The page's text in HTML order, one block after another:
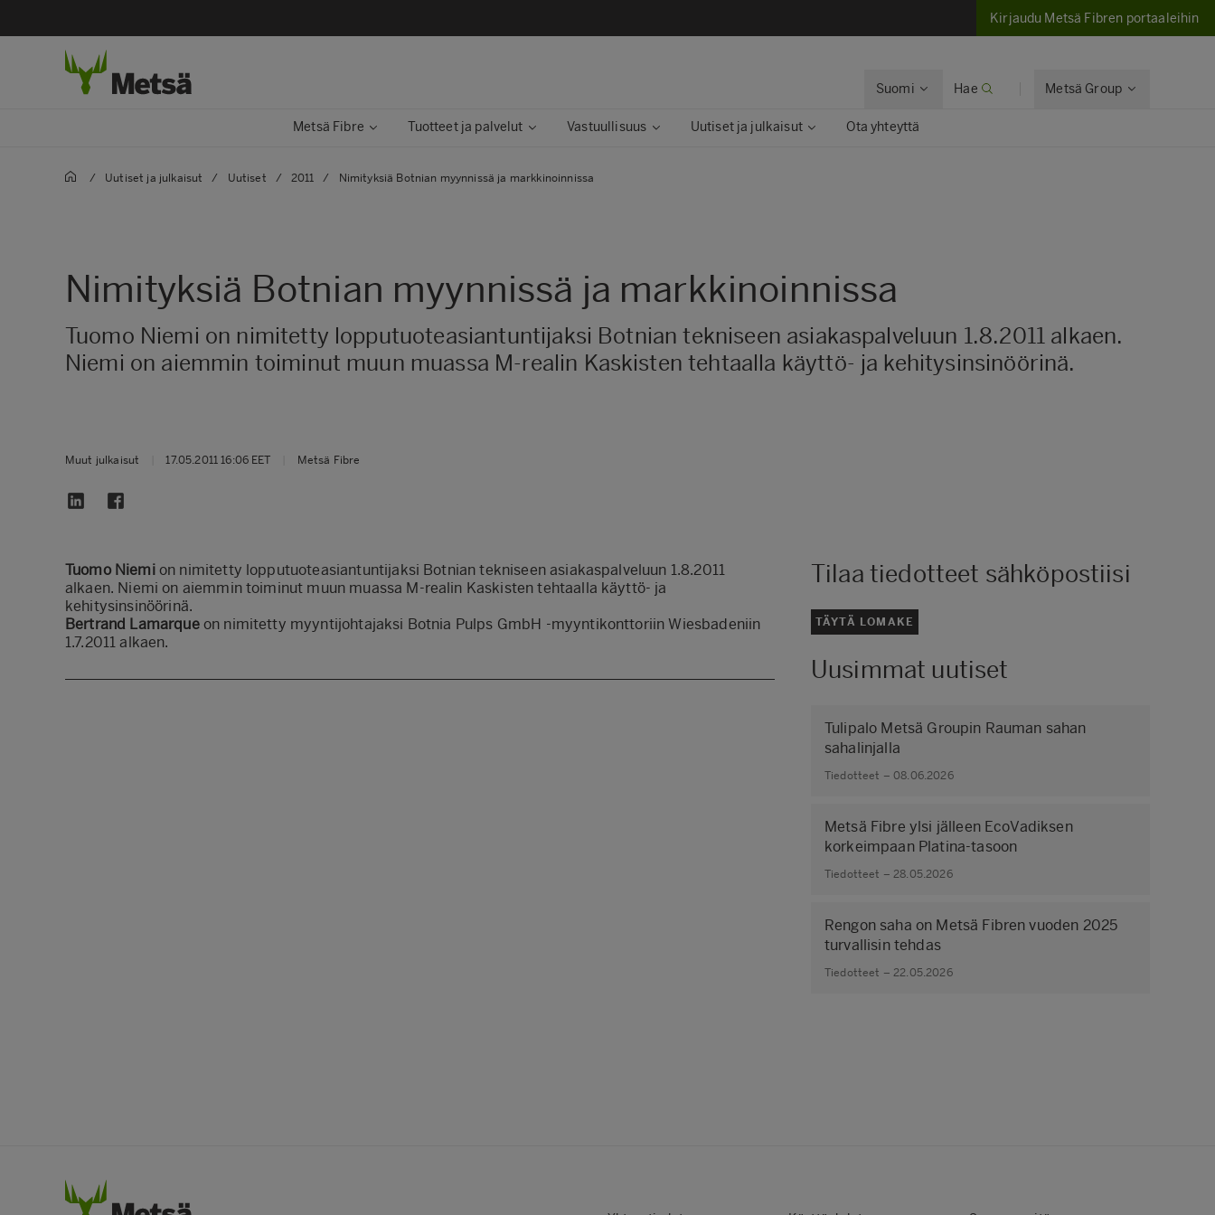
Kirjaudu Metsä Fibren portaaleihin
Suomi Hae Metsä Group
Metsä Fibre Tuotteet ja palvelut Vastuullisuus Uutiset ja julkaisut Ota yhteyttä
/ Uutiset ja julkaisut / Uutiset / 2011 / Nimityksiä Botnian myynnissä ja markkinoinnissa
Nimityksiä Botnian myynnissä ja markkinoinnissa
Tuomo Niemi on nimitetty lopputuoteasiantuntijaksi Botnian tekniseen asiakaspalveluun 1.8.2011 alkaen.
Niemi on aiemmin toiminut muun muassa M-realin Kaskisten tehtaalla käyttö- ja kehitysinsinöörinä.
Muut julkaisut 17.05.2011 16:06 EET Metsä Fibre
Tuomo Niemion nimitetty lopputuoteasiantuntijaksi Botnian tekniseen asiakaspalveluun 1.8.2011
alkaen. Niemi on aiemmin toiminut muun muassa M-realin Kaskisten tehtaalla käyttö- ja
kehitysinsinöörinä.
Bertrand Lamarqueon nimitetty myyntijohtajaksi Botnia Pulps GmbH -myyntikonttoriin Wiesbadeniin
1.7.2011 alkaen.
Tilaa tiedotteet sähköpostiisi
TÄYTÄ LOMAKE
Uusimmat uutiset
Tulipalo Metsä Groupin Rauman sahan
sahalinjalla
Tiedotteet – 08.06.2026
Metsä Fibre ylsi jälleen EcoVadiksen
korkeimpaan Platina-tasoon
Tiedotteet – 28.05.2026
Rengon saha on Metsä Fibren vuoden 2025
turvallisin tehdas
Tiedotteet – 22.05.2026